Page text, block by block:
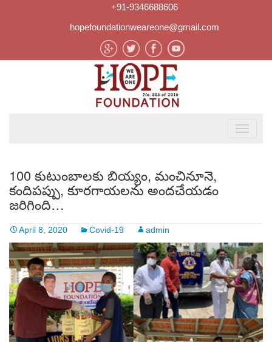
+91-9346688606
hopefoundationweareone@gmail.com
100 కుటుంబాలకు బియ్యం, మంచినూనె,
కందిపప్పు, కూరగాయలను అందచేయడం
జరిగింది…
April 8, 2020 Covid-19 admin